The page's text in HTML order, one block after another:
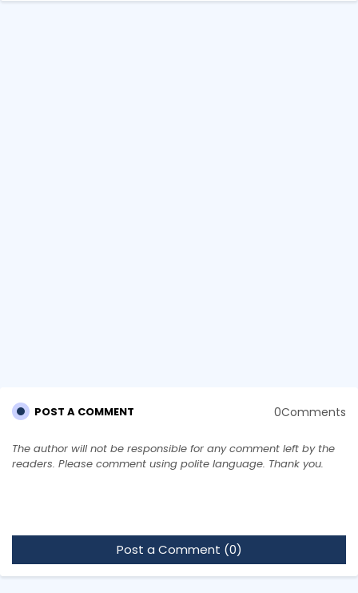
POST A COMMENT 0Comments
The author will not be responsible for any comment left by the
readers. Please comment using polite language. Thank you.
Post a Comment (0)